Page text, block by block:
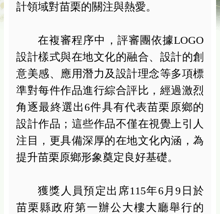
計領域對苗栗的關注與熱愛。
在複審程序中，評審團依據LOGO
設計樣式與在地文化的融合、設計的創
意美感、應用潛力及設計理念等多項標
準對每件作品進行綜合評比，經過激烈
角逐最終選出 6件具有代表苗栗原鄉的
設計作品；這些作品不僅在視覺上引人
注目，更具備深厚的在地文化內涵，為
提升苗栗原鄉形象奠定良好基礎。
獲獎人員預定出席115年6月9 日於
苗栗縣政府第一辦公大樓大廳舉行的